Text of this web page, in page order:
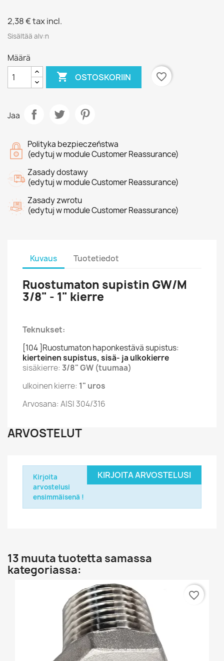
2,38 €tax incl.
Sisältää alv:n
Määrä
 OSTOSKORIIN favorite_border
Jaa
Polityka bezpieczeństwa
(edytuj w module Customer Reassurance)
Zasady dostawy
(edytuj w module Customer Reassurance)
Zasady zwrotu
(edytuj w module Customer Reassurance)
Kuvaus Tuotetiedot
Ruostumaton supistin GW/M
3/8" - 1" kierre
Teknukset:
[104 ]Ruostumaton haponkestävä supistus:
kierteinen supistus, sisä- ja ulkokierre
sisäkierre: 3/8" GW (tuumaa)
ulkoinen kierre: 1" uros
Arvosana: AISI 304/316
ARVOSTELUT
KIRJOITA ARVOSTELUSI
Kirjoita
arvostelusi
ensimmäisenä !
13 muuta tuotetta samassa
kategoriassa:
favorite_border